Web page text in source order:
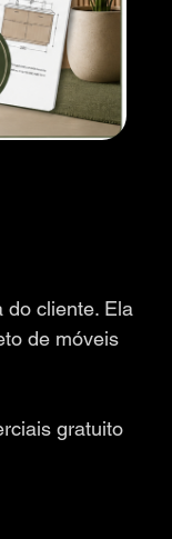
do cliente. Ela
de móveis
gratuito